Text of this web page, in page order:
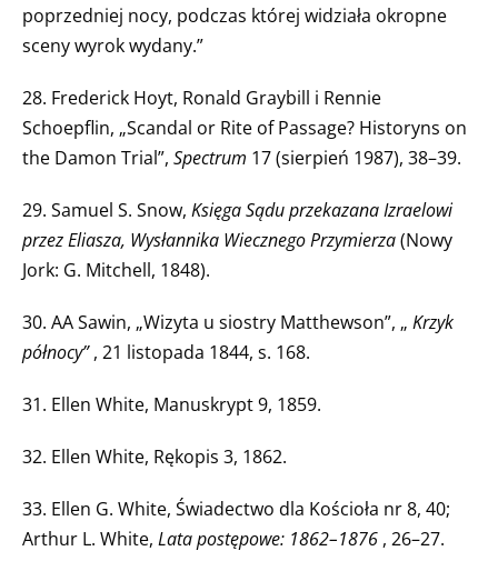
poprzedniej nocy, podczas której widziała okropne
sceny wyrok wydany.”
28. Frederick Hoyt, Ronald Graybill i Rennie
Schoepflin, „Scandal or Rite of Passage? Historyns on
the Damon Trial”, Spectrum 17 (sierpień 1987), 38–39.
29. Samuel S. Snow, Księga Sądu przekazana Izraelowi
przez Eliasza, Wysłannika Wiecznego Przymierza(Nowy
Jork: G. Mitchell, 1848).
30. AA Sawin, „Wizyta u siostry Matthewson”, „ Krzyk
północy”, 21 listopada 1844, s. 168.
31. Ellen White, Manuskrypt 9, 1859.
32. Ellen White, Rękopis 3, 1862.
33. Ellen G. White, Świadectwo dla Kościoła nr 8, 40;
Arthur L. White, Lata postępowe: 1862–1876 , 26–27.